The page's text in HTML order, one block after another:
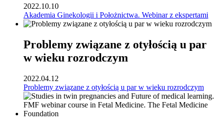
2022.10.10
Akademia Ginekologii i Położnictwa. Webinar z ekspertami
Problemy związane z otyłością u par
w wieku rozrodczym
2022.04.12
Problemy związane z otyłością u par w wieku rozrodczym